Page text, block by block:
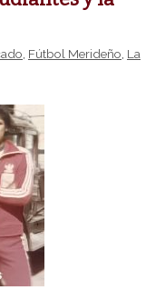
, Fútbol Merideño, La